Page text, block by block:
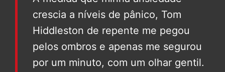
crescia a níveis de pânico, Tom
Hiddleston de repente me pegou
pelos ombros e apenas me segurou
por um minuto, com um olhar gentil.